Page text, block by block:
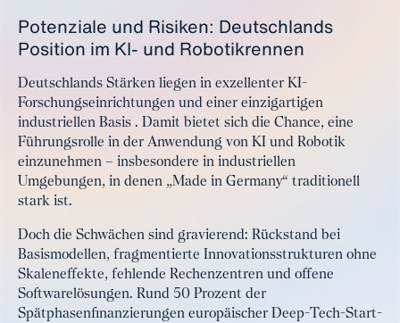
Potenziale und Risiken: Deutschlands
Position im KI- und Robotikrennen
Deutschlands Stärken liegen in exzellenter KI-
Forschungseinrichtungen und einer einzigartigen
industriellen Basis . Damit bietet sich die Chance, eine
Führungsrolle in der Anwendung von KI und Robotik
einzunehmen – insbesondere in industriellen
Umgebungen, in denen „Made in Germany“ traditionell
stark ist.
Doch die Schwächen sind gravierend: Rückstand bei
Basismodellen, fragmentierte Innovationsstrukturen ohne
Skaleneffekte, fehlende Rechenzentren und offene
Softwarelösungen. Rund 50 Prozent der
Spätphasenfinanzierungen europäischer Deep-Tech-Start-